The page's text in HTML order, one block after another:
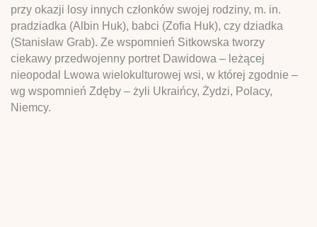
przy okazji losy innych członków swojej rodziny, m. in.
pradziadka (Albin Huk), babci (Zofia Huk), czy dziadka
(Stanisław Grab). Ze wspomnień Sitkowska tworzy
ciekawy przedwojenny portret Dawidowa – leżącej
nieopodal Lwowa wielokulturowej wsi, w której zgodnie –
wg wspomnień Zdęby – żyli Ukraińcy, Żydzi, Polacy,
Niemcy.